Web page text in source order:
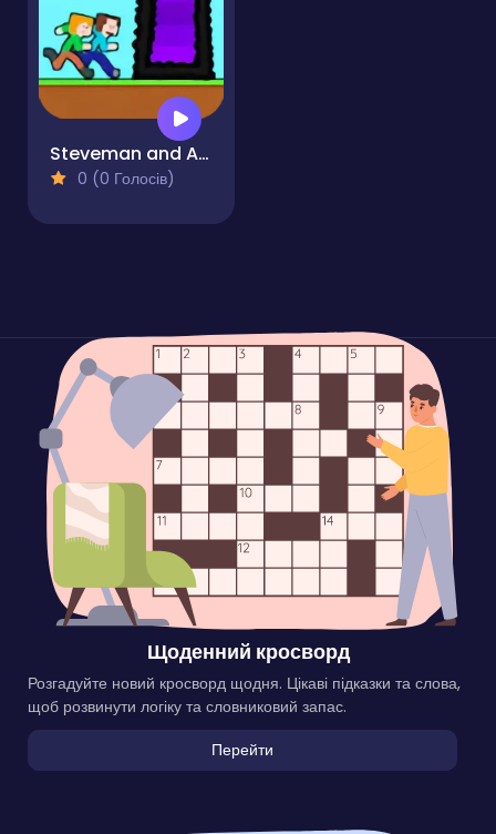
Steveman and Alexwoman
0 (0 Голосів)
Щоденний кросворд
Розгадуйте новий кросворд щодня. Цікаві підказки та слова,
щоб розвинути логіку та словниковий запас.
Перейти